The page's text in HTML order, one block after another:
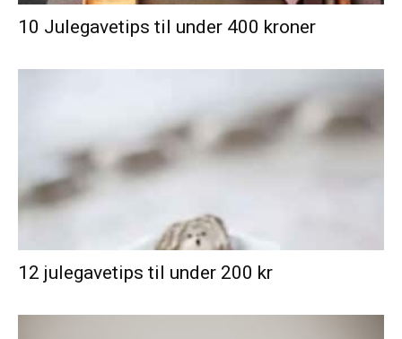
10 Julegavetips til under 400 kroner
12 julegavetips til under 200 kr